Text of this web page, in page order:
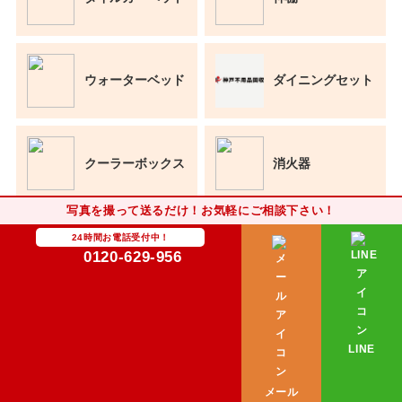
ウォーターベッド ダイニングセット
クーラーボックス 消火器
アルバム サンドバック
ブロック
写真を撮って送るだけ！お気軽にご相談下さい！
24時間お電話受付中！
0120-629-956
メール
LINE